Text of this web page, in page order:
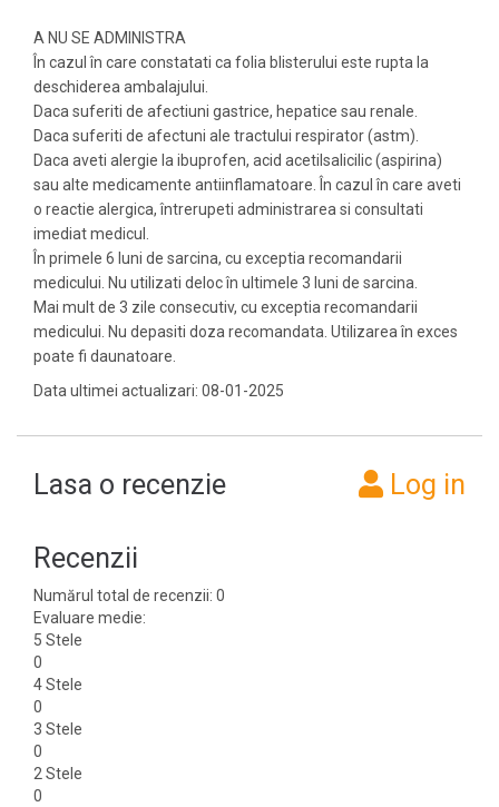
A NU SE ADMINISTRA
În cazul în care constatati ca folia blisterului este rupta la
deschiderea ambalajului.
Daca suferiti de afectiuni gastrice, hepatice sau renale.
Daca suferiti de afectuni ale tractului respirator (astm).
Daca aveti alergie la ibuprofen, acid acetilsalicilic (aspirina)
sau alte medicamente antiinflamatoare. În cazul în care aveti
o reactie alergica, întrerupeti administrarea si consultati
imediat medicul.
În primele 6 luni de sarcina, cu exceptia recomandarii
medicului. Nu utilizati deloc în ultimele 3 luni de sarcina.
Mai mult de 3 zile consecutiv, cu exceptia recomandarii
medicului. Nu depasiti doza recomandata. Utilizarea în exces
poate fi daunatoare.
Data ultimei actualizari: 08-01-2025
Lasa o recenzie Log in
Recenzii
Numărul total de recenzii: 0
Evaluare medie:
5 Stele
0
4 Stele
0
3 Stele
0
2 Stele
0